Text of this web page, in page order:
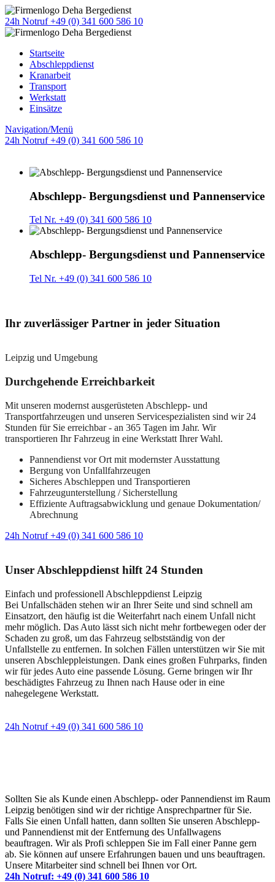
24h Notruf +49 (0) 341 600 586 10
Startseite
Abschleppdienst
Kranarbeit
Transport
Werkstatt
Einsätze
Navigation/Menü
24h Notruf +49 (0) 341 600 586 10
Abschlepp- Bergungsdienst und Pannenservice
Tel Nr. +49 (0) 341 600 586 10
Abschlepp- Bergungsdienst und Pannenservice
Tel Nr. +49 (0) 341 600 586 10
Ihr zuverlässiger Partner in jeder Situation
Leipzig und Umgebung
Durchgehende Erreichbarkeit
Mit unseren modernst ausgerüsteten Abschlepp- und
Transportfahrzeugen und unseren Servicespezialisten sind wir 24
Stunden für Sie erreichbar - an 365 Tagen im Jahr. Wir
transportieren Ihr Fahrzeug in eine Werkstatt Ihrer Wahl.
Pannendienst vor Ort mit modernster Ausstattung
Bergung von Unfallfahrzeugen
Sicheres Abschleppen und Transportieren
Fahrzeugunterstellung / Sicherstellung
Effiziente Auftragsabwicklung und genaue Dokumentation/
Abrechnung
24h Notruf +49 (0) 341 600 586 10
Unser Abschleppdienst hilft 24 Stunden
Einfach und professionell Abschleppdienst Leipzig
Bei Unfallschäden stehen wir an Ihrer Seite und sind schnell am
Einsatzort, den häufig ist die Weiterfahrt nach einem Unfall nicht
mehr möglich. Das Auto lässt sich nicht mehr fortbewegen oder der
Schaden zu groß, um das Fahrzeug selbstständig von der
Unfallstelle zu entfernen. In solchen Fällen unterstützen wir Sie mit
unseren Abschleppleistungen. Dank eines großen Fuhrparks, finden
wir für jedes Auto eine passende Lösung. Gerne bringen wir Ihr
beschädigtes Fahrzeug zu Ihnen nach Hause oder in eine
nahegelegene Werkstatt.
24h Notruf +49 (0) 341 600 586 10
Sollten Sie als Kunde einen Abschlepp- oder Pannendienst im Raum
Leipzig benötigen sind wir der richtige Ansprechpartner für Sie.
Falls Sie einen Unfall hatten, dann sollten Sie unseren Abschlepp-
und Pannendienst mit der Entfernung des Unfallwagens
beauftragen. Wir als Profi schleppen Sie im Fall einer Panne gern
ab. Sie können auf unsere Erfahrungen bauen und uns beauftragen.
Unsere Mitarbeiter sind schnell bei Ihnen vor Ort.
24h Notruf: +49 (0) 341 600 586 10